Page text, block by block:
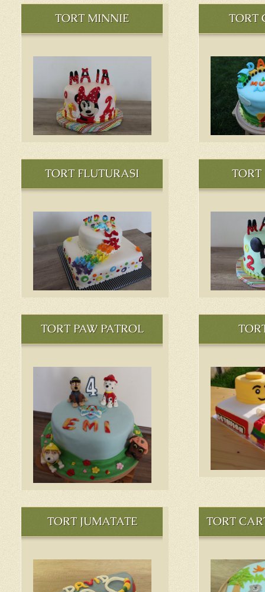
TORT MINNIE TORT
TORT FLUTURASI
TORT PAW PATROL
TORT JUMATATE TORT